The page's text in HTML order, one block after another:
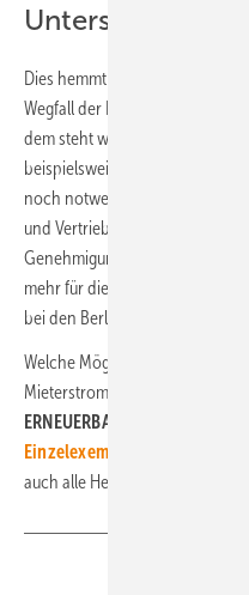
Unterstützung
Dies hemmt den Mieterstrom
Wegfall der EEG-Umlage jetzt
dem steht weiterhin ein
beispielsweise für die
noch notwendige
und Vertriebsrisiken. Aber auch
Genehmigungen für
mehr für die Umsetzung
bei den Berliner Stadtwerken.
Welche Möglichkeiten es jetzt
Mieterstrom gibt, lesen Sie in
ERNEUERBARE ENERGIEN
Einzelexemplar erwerben
auch alle Hefte im Nachhinein als